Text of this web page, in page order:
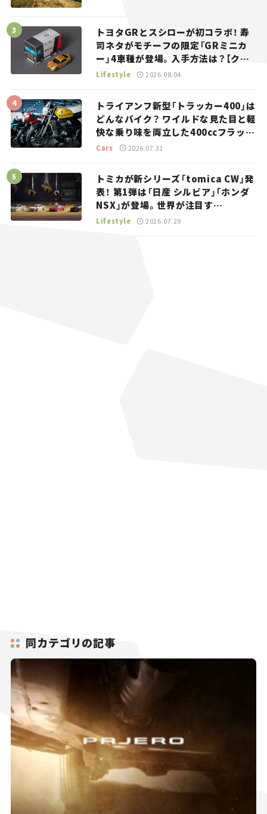
トヨタGRとスシローが初コラボ！ 寿
司ネタがモチーフの限定「GRミニカ
ー」4車種が登場。入手方法は？【クル
マとホビー】
Lifestyle 2026.08.04
トライアンフ新型「トラッカー400」は
どんなバイク？ ワイルドな見た目と軽
快な乗り味を両立した400ccフラット
トラッカー【試乗レビュー】
Cars 2026.07.31
トミカが新シリーズ「tomica CW」発
表！ 第1弾は「日産 シルビア」「ホンダ
NSX」が登場。世界が注目す
る“JDM”に焦点【クルマとホビー】
Lifestyle 2026.07.29
同カテゴリの記事